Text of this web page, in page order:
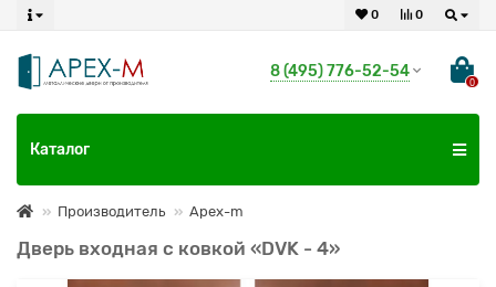
0
0
8 (495) 776-52-54
0
Каталог
Производитель Apex-m
Дверь входная с ковкой «DVK - 4»